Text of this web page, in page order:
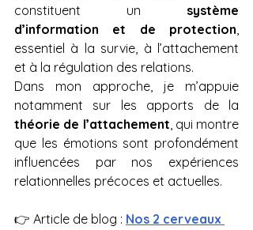
constituent un système
d’information et de protection,
essentiel à la survie, à l’attachement
et à la régulation des relations.
Dans mon approche, je m’appuie
théorie de l’attachement, qui montre
que les émotions sont profondément
influencées par nos expériences
relationnelles précoces et actuelles.
👉 Article de blog : Nos 2 cerveaux